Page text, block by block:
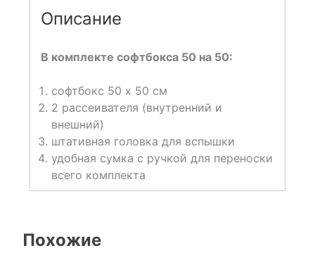
Описание
В комплекте софтбокса 50 на 50:
софтбокс 50 х 50 см
2 рассеивателя (внутренний и
внешний)
штативная головка для вспышки
удобная сумка с ручкой для переноски
всего комплекта
Похожие